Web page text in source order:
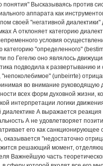
понятия" Высказываясь против
аппарата как
своей "негативной диалектики"
А отклоняет категорию
условия
категорию "определенного"
по Гегелю оно являлось
подводила к развертыванию
"непоколебимое" (unbeirrte)
во внимание
всех форм духовной жизни,
интерпретации логики
диалектике А выражается
А не удовлетворяет
его как
"недостаточно
решающий момент,
Важнейшую часть